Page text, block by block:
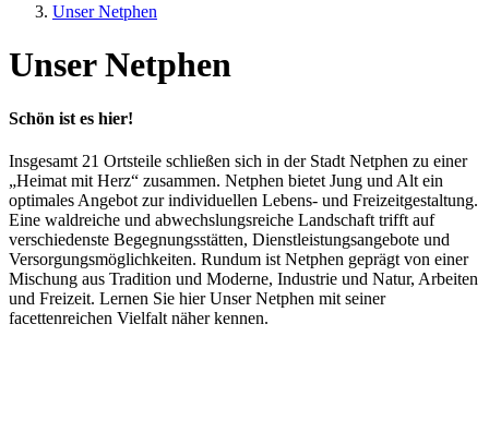
Unser Netphen
Unser Netphen
Schön ist es hier!
Insgesamt 21 Ortsteile schließen sich in der Stadt Netphen zu einer
„Heimat mit Herz“ zusammen. Netphen bietet Jung und Alt ein
optimales Angebot zur individuellen Lebens- und Freizeitgestaltung.
Eine waldreiche und abwechslungsreiche Landschaft trifft auf
verschiedenste Begegnungsstätten, Dienstleistungsangebote und
Versorgungsmöglichkeiten. Rundum ist Netphen geprägt von einer
Mischung aus Tradition und Moderne, Industrie und Natur, Arbeiten
und Freizeit. Lernen Sie hier Unser Netphen mit seiner
facettenreichen Vielfalt näher kennen.